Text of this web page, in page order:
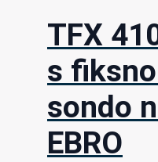
TFX
s
sondo
EBRO